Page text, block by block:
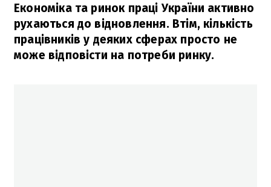
Економіка та ринок праці України активно
рухаються до відновлення. Втім, кількість
працівників у деяких сферах просто не
може відповісти на потреби ринку.